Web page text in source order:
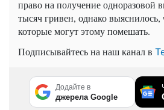
право на получение одноразовой
тысяч гривен, однако
которые могут этому помешать.
Подписывайтесь на наш канал в
Додайте в
джерела Google